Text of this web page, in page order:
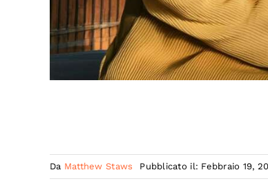
Da Matthew Staws Pubblicato il: Febbraio 19,